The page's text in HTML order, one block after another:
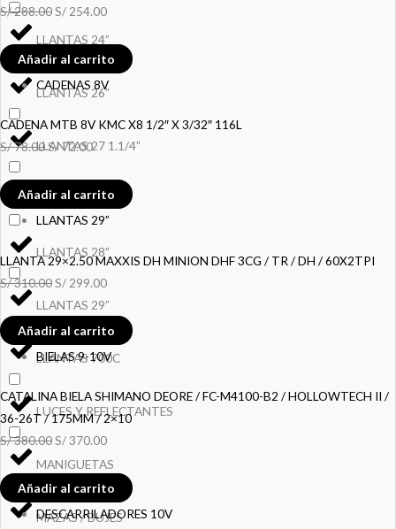
LLANTAS 24”
LLANTAS 26”
LLANTAS 27 1.1/4”
LLANTAS 27.5”
LLANTAS 28”
LLANTAS 29”
LLANTAS 700C
LUCES Y REFLECTANTES
MANIGUETAS
MAZAS / BUJES
S/288.00S/ 254.00
Añadir al carrito
CADENAS 8V
CADENA MTB 8V KMC X8 1/2″ X 3/32″ 116L
S/78.00S/72.00
Añadir al carrito
LLANTAS 29”
LLANTA 29×2.50 MAXXIS DH MINION DHF 3CG / TR / DH / 60X2TPI
S/310.00S/ 299.00
Añadir al carrito
BIELAS 9-10V
CATALINA BIELA SHIMANO DEORE / FC-M4100-B2 / HOLLOWTECH II /
36-26T / 175MM / 2×10
S/380.00S/370.00
Añadir al carrito
DESCARRILADORES 10V